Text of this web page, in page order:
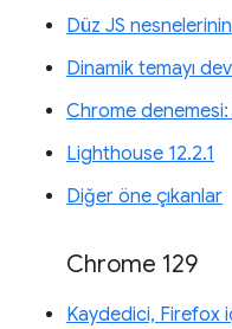
Düz JS
Dinamik temayı
Chrome denemesi:
Lighthouse 12.2.1
Diğer öne çıkanlar
Chrome 129
Kaydedici, Firefox